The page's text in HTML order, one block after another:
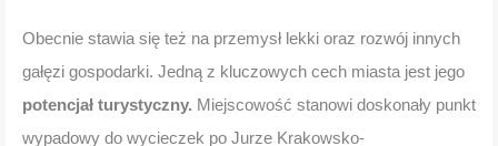
Obecnie stawia się też na przemysł lekki oraz rozwój innych
gałęzi gospodarki. Jedną z kluczowych cech miasta jest jego
potencjał turystyczny. Miejscowość stanowi doskonały punkt
wypadowy do wycieczek po Jurze Krakowsko-